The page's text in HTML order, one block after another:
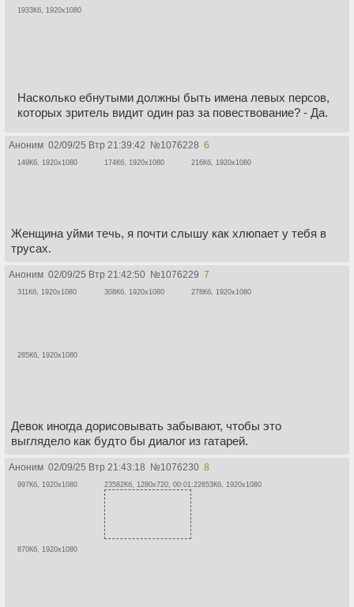
1933Кб, 1920x1080
Насколько ебнутыми должны быть имена левых персов,
которых зритель видит один раз за повествование? - Да.
Аноним 02/09/25 Втр 21:39:42 №1076228 6
149Кб, 1920x1080 174Кб, 1920x1080 216Кб, 1920x1080
Женщина уйми течь, я почти слышу как хлюпает у тебя в
трусах.
Аноним 02/09/25 Втр 21:42:50 №1076229 7
311Кб, 1920x1080 308Кб, 1920x1080 278Кб, 1920x1080
285Кб, 1920x1080
Девок иногда дорисовывать забывают, чтобы это
выглядело как будто бы диалог из гатарей.
Аноним 02/09/25 Втр 21:43:18 №1076230 8
997Кб, 1920x1080 23582Кб, 1280x720, 00:01:22653Кб, 1920x1080
870Кб, 1920x1080